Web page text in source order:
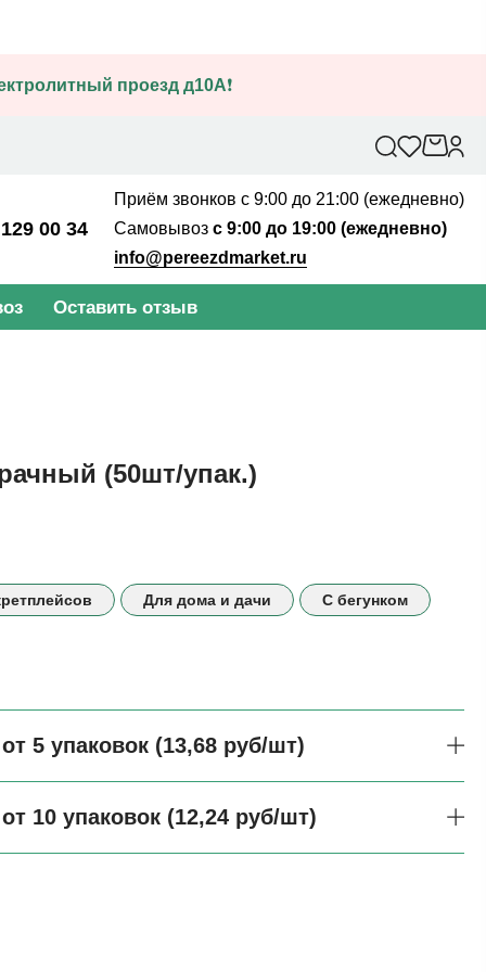
проезд д10А❗
00 34
Приём звонков с 9:00 до 21:00 (ежедневно)
Самовывоз с 9:00 до 19:00 (ежедневно)
info@pereezdmarket.ru
Оставить отзыв
(50шт/упак.)
Для дома и дачи С бегунком
5 упаковок (13,68 руб/шт)
10 упаковок (12,24 руб/шт)